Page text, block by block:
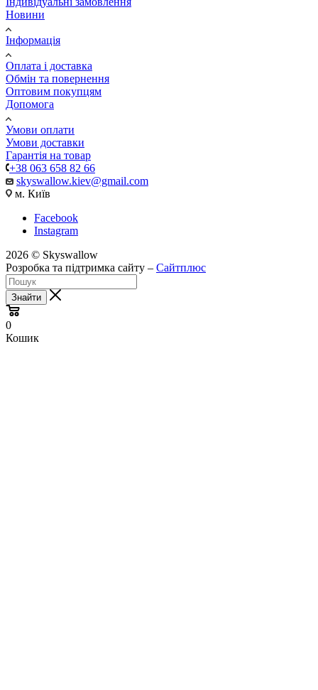
Новини
Інформація
Оплата і доставка
Обмін та повернення
Оптовим покупцям
Допомога
Умови оплати
Умови доставки
Гарантія на товар
+38 063 658 82 66
skyswallow.kiev@gmail.com
м. Київ
Facebook
Instagram
2026 © Skyswallow
Розробка та підтримка сайту – Сайтплюс
Знайти
0
Кошик